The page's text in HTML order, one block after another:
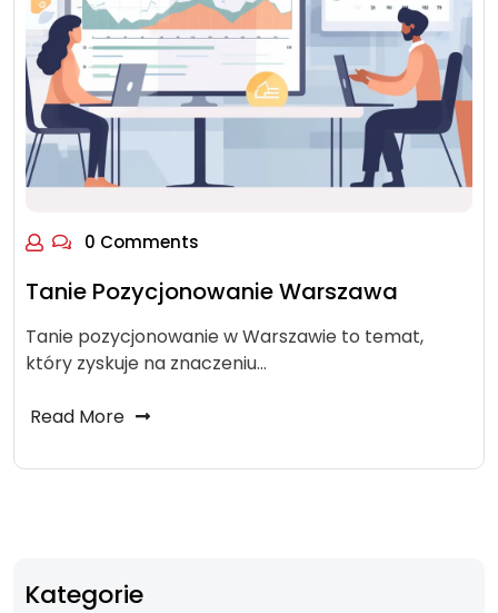
0 Comments
Tanie Pozycjonowanie Warszawa
Tanie pozycjonowanie w Warszawie to temat,
który zyskuje na znaczeniu…
Read More
Kategorie